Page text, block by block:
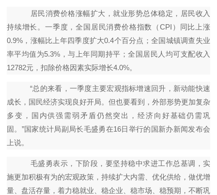
居民消费价格涨幅扩大，就业形势总体稳定，居民收入
持续增长。一季度，全国居民消费价格指数（CPI）同比上涨
0.9%，涨幅比上年四季度扩大0.4个百分点；全国城镇调查失业
率平均值为5.3%，与上年同期持平；全国居民人均可支配收入
12782元，扣除价格因素实际增长4.0%。
“总的来看，一季度主要宏观指标增速回升，新动能快速
成长，国民经济实现良好开局。但也要看到，外部形势更加复杂
多变，国内供强需弱矛盾仍然突出，经济向好基础仍需巩
固。”国家统计局副局长毛盛勇在16日举行的国新办新闻发布会
上说。
毛盛勇表示，下阶段，要坚持稳中求进工作总基调，实
施更加积极有为的宏观政策，持续扩大内需、优化供给，做优增
量、盘活存量，着力稳就业、稳企业、稳市场、稳预期，不断巩